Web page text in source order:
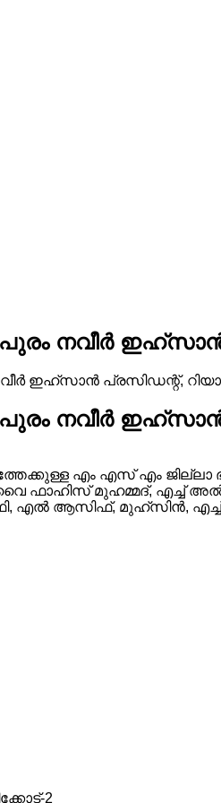
നവീര്‍ ഇഹ്‌സാന്‍
ഇഹ്‌സാന്‍ പ്രസിഡന്റ്,
നവീര്‍ ഇഹ്‌സാന്‍
എം എസ് എം
വൈ ഫാഹിസ് മുഹമ്മദ്,
എല്‍ ആസിഫ്, മുഹ്‌സിന്‍, എച്ച്
2